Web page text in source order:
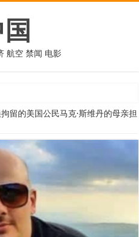
航空 禁闻 电影
留的美国公民马克·斯维丹的母亲担